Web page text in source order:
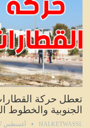
تعطل حركة
الجنوبية والخطوط
HALKETWASSL أغسطس 7, 2026